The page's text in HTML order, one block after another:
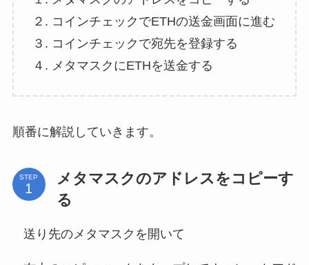
２. コインチェックでETHの送金画面に進む
３. コインチェックで宛先を登録する
４. メタマスクにETHを送金する
順番に解説していきます。
STEP
メタマスクのアドレスをコピーす
る
送り先のメタマスクを開いて